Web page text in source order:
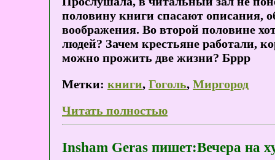
половину книги спасают описания,
воображения. Во второй половине
людей? Зачем крестьяне работали,
можно прожить две жизни? Бррр
Метки: книги, Гоголь, Миргород
Читать полностью
Insham Geras пишет:Вечера на